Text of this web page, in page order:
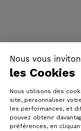
Nous vous
les Cookies
Nous utilisons des
site, personnaliser
les performances, et
pouvez obtenir
préférences, en